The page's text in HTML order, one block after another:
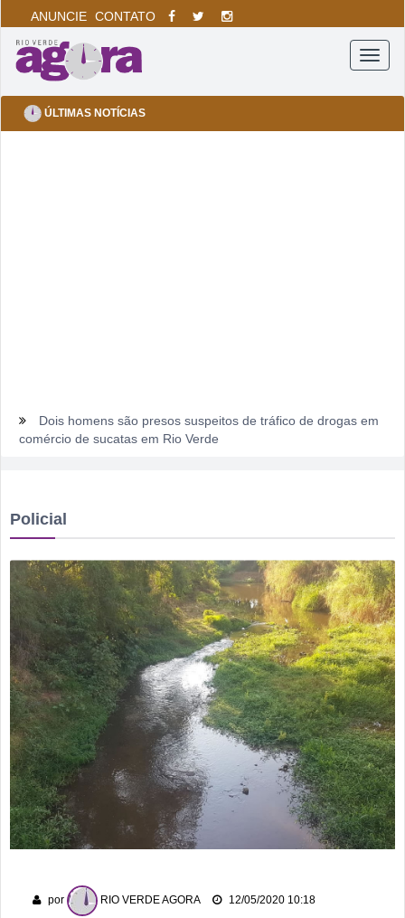
ANUNCIE CONTATO
Menu
ÚLTIMAS NOTÍCIAS
Dois homens são presos suspeitos de tráfico de drogas em
comércio de sucatas em Rio Verde
Dois motoristas com sinais de embriaguez se envolvem em
Estagiário tenta atuar como advogado e acaba detido em
Rio Verde
Rio Verde 178 anos: a cidade que cresceu mais rápido que
suas próprias respostas
Homem é detido por violência doméstica no Setor
Gameleira
Polícia Militar recupera bicicleta furtada e prende suspeito
em flagrante em Montividiu
Menos é Mais faz show gratuito hoje em Rio Verde na festa
dos 178 anos da cidade
Rio Verde encara o Bom Jesus às 10h de domingo em jogo
com cara de decisão antecipada
Policial
por RIO VERDE AGORA 12/05/2020 10:18